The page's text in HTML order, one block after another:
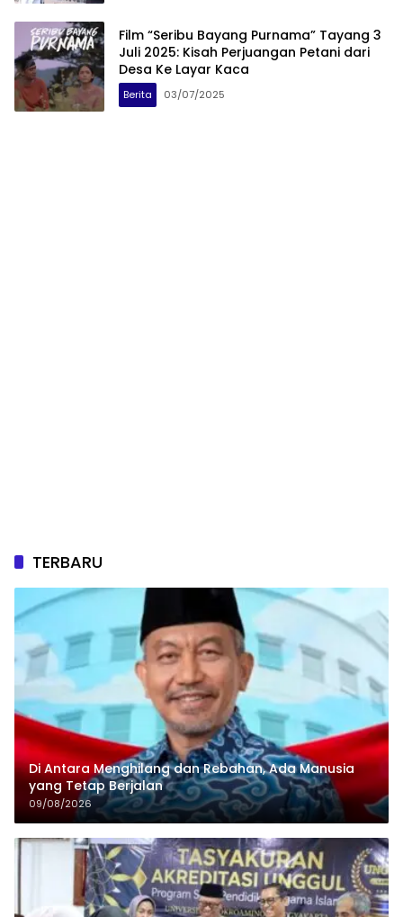
Film “Seribu Bayang Purnama” Tayang 3
Juli 2025: Kisah Perjuangan Petani dari
Desa Ke Layar Kaca
Berita 03/07/2025
TERBARU
Di Antara Menghilang dan Rebahan, Ada Manusia
yang Tetap Berjalan
09/08/2026